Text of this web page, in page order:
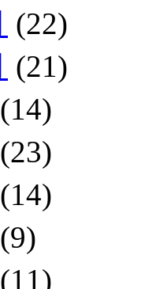
(22)
(21)
(14)
(23)
(14)
(9)
(11)